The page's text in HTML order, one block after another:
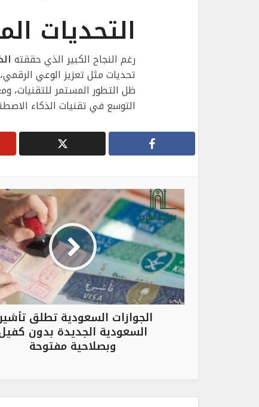
التحديات
رغم النجاح الكبير الذي حققته
تحديات مثل تعزيز الوعي
ظل التطور المستمر للتقنيات،
التوسع في تقنيات الذكاء
الجوازات السعودية تطلق
السعودية الجديدة بدون
وبصلاحية مفتوحة